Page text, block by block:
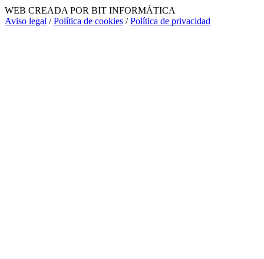
WEB CREADA POR BIT INFORMÁTICA
Aviso legal /Política de cookies /Política de privacidad